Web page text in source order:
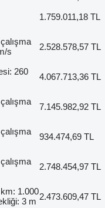
1.759.011,18 TL
s
2.528.578,57 TL
260
4.067.713,36 TL
7.145.982,92 TL
934.474,69 TL
2.748.454,97 TL
1.000
3 m 2.473.609,47 TL